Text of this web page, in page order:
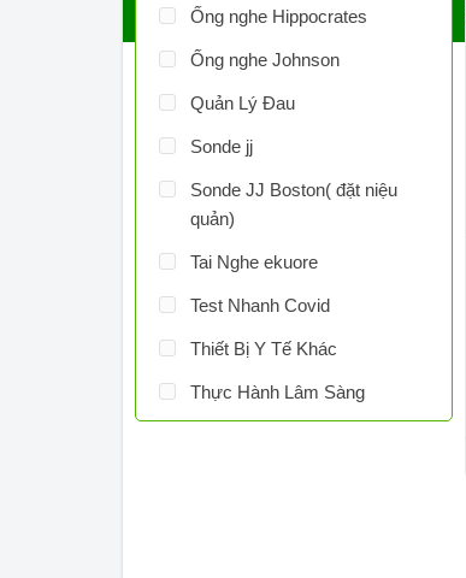
Ống nghe Hippocrates
Ống nghe Johnson
Quản Lý Đau
Sonde jj
Sonde JJ Boston( đặt niệu
quản)
Tai Nghe ekuore
Test Nhanh Covid
Thiết Bị Y Tế Khác
Thực Hành Lâm Sàng